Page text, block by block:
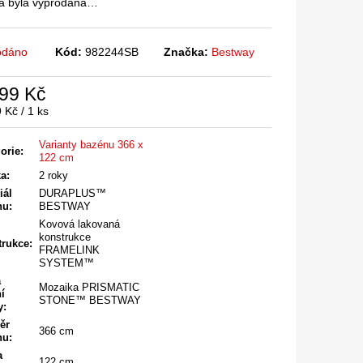
Kód: 982244SB Značka: Bestway
Kč
Kč / 1 ks
:
Varianty bazénu 366 x
122 cm
:
2 roky
:
DURAPLUS™
BESTWAY
:
Kovová lakovaná
konstrukce
FRAMELINK
SYSTEM™
:
Mozaika PRISMATIC
STONE™ BESTWAY
:
366 cm